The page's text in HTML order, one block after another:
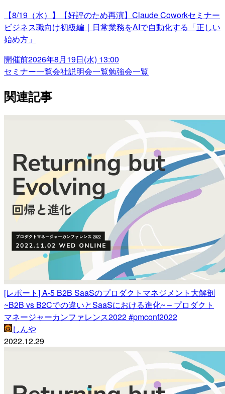
【8/19（水）】【好評のため再演】Claude Coworkセミナー
ビジネス職向け初級編｜日常業務をAIで自動化する「正しい
始め方」
開催前2026年8月19日(水) 13:00
セミナー一覧会社説明会一覧勉強会一覧
関連記事
[レポート] A-5 B2B SaaSのプロダクトマネジメント大解剖
~B2B vs B2Cでの違いとSaaSにおける進化~ – プロダクト
マネージャーカンファレンス2022 #pmconf2022
しんや
2022.12.29